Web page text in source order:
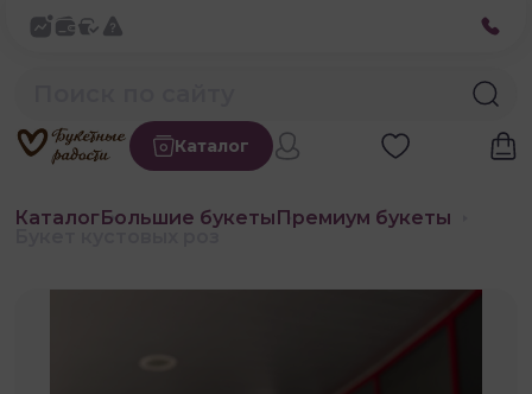
Каталог
КаталогБольшие букетыПремиум букеты